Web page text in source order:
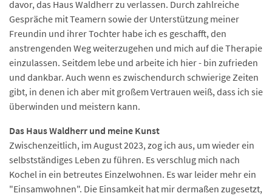
davor, das Haus Waldherr zu verlassen. Durch zahlreiche
Gespräche mit Teamern sowie der Unterstützung meiner
Freundin und ihrer Tochter habe ich es geschafft, den
anstrengenden Weg weiterzugehen und mich auf die Therapie
einzulassen. Seitdem lebe und arbeite ich hier - bin zufrieden
und dankbar. Auch wenn es zwischendurch schwierige Zeiten
gibt, in denen ich aber mit großem Vertrauen weiß, dass ich sie
überwinden und meistern kann.
Das Haus Waldherr und meine Kunst
Zwischenzeitlich, im August 2023, zog ich aus, um wieder ein
selbstständiges Leben zu führen. Es verschlug mich nach
Kochel in ein betreutes Einzelwohnen. Es war leider mehr ein
"Einsamwohnen". Die Einsamkeit hat mir dermaßen zugesetzt,